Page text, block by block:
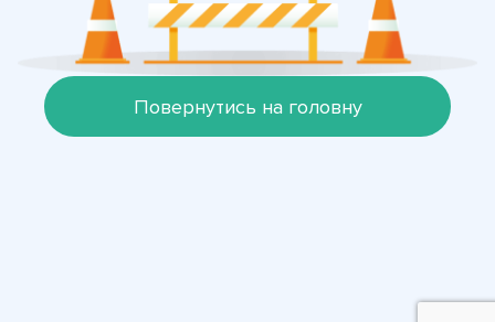
Повернутись на головну